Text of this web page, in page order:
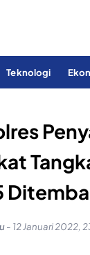
Teknologi
- 12 Januari 2022,